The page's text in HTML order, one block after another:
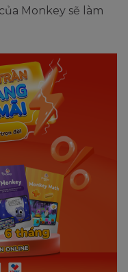
Monkey sẽ làm